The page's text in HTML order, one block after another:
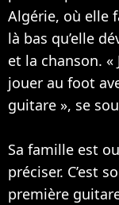
Algérie, où elle
là bas qu’elle
et la chanson. «
jouer au foot
guitare », se
Sa famille est
préciser. C’est
première